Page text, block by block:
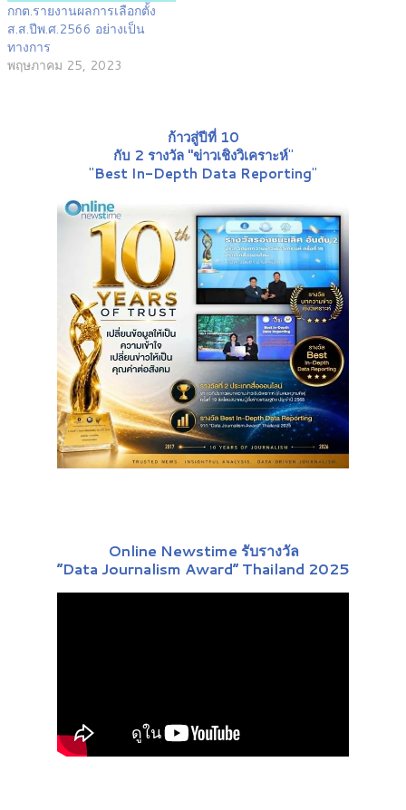
กกต.รายงานผลการเลือกตั้ง
ส.ส.ปีพ.ศ.2566 อย่างเป็น
ทางการ
พฤษภาคม 25, 2023
ก้าวสู่ปีที่ 10
กับ 2 รางวัล "ข่าวเชิงวิเคราะห์"
"Best In-Depth Data Reporting"
Online Newstime รับรางวัล
“Data Journalism Award” Thailand 2025